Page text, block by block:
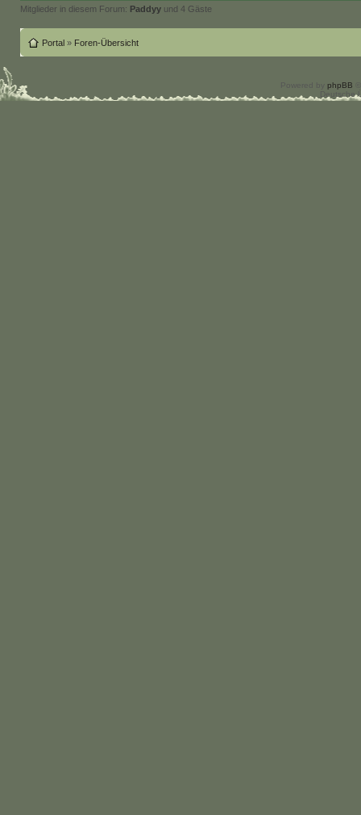
Mitglieder in diesem Forum: Paddyyund 4 Gäste
Portal» Foren-Übersicht
Powered by phpBB
Deutsche